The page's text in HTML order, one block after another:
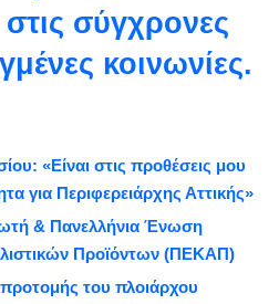
σύγχρονες
κοινωνίες.
«Είναι στις προθέσεις μου
για Περιφερειάρχης Αττικής»
& Πανελλήνια Ένωση
Προϊόντων (ΠΕΚΑΠ)
του πλοιάρχου